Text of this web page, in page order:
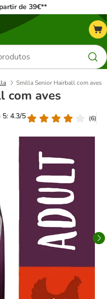
de 39€**
Smilla Senior Hairball com aves
com aves
5: 4.3/5
(6)